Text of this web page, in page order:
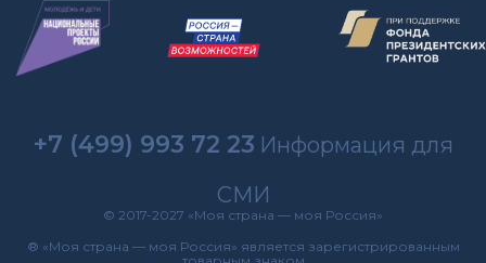
+7 (499) 993 72 23 Информация для
СМИ
© 2017-2027 «Моя страна — моя Россия»
® «Моя страна — моя Россия» является зарегистрированным